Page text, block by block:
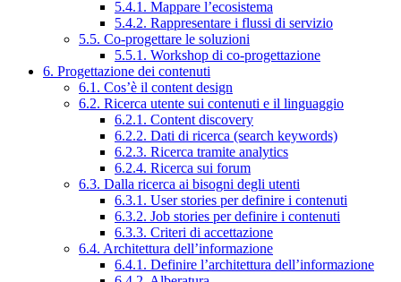
5.4.1. Mappare l’ecosistema
5.4.2. Rappresentare i flussi di servizio
5.5. Co-progettare le soluzioni
5.5.1. Workshop di co-progettazione
6. Progettazione dei contenuti
6.1. Cos’è il content design
6.2. Ricerca utente sui contenuti e il linguaggio
6.2.1. Content discovery
6.2.2. Dati di ricerca (search keywords)
6.2.3. Ricerca tramite analytics
6.2.4. Ricerca sui forum
6.3. Dalla ricerca ai bisogni degli utenti
6.3.1. User stories per definire i contenuti
6.3.2. Job stories per definire i contenuti
6.3.3. Criteri di accettazione
6.4. Architettura dell’informazione
6.4.1. Definire l’architettura dell’informazione